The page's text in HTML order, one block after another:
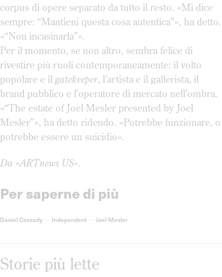
corpus di opere separato da tutto il resto. «Mi dice
sempre: “Mantieni questa cosa autentica”», ha detto.
«“Non incasinarla”».
Per il momento, se non altro, sembra felice di
rivestire più ruoli contemporaneamente: il volto
popolare e il gatekeeper, l’artista e il gallerista, il
brand pubblico e l’operatore di mercato nell’ombra.
«“The estate of Joel Mesler presented by Joel
Mesler”», ha detto ridendo. «Potrebbe funzionare, o
potrebbe essere un suicidio».
Da «ARTnews US».
Per saperne di più
Daniel Cassady Independent Joel Mesler
Storie più lette